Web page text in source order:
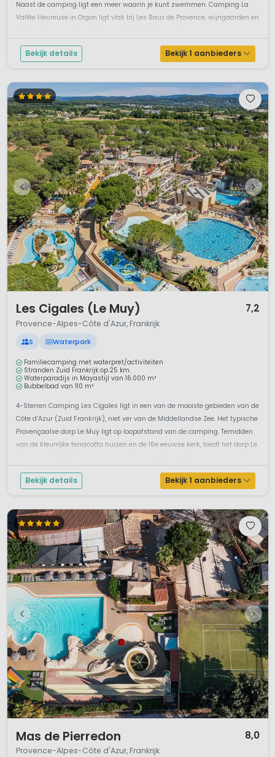
Naast de camping ligt een meer waarin je kunt zwemmen. Camping La
Vallée Heureuse in Orgon ligt vlak bij Les Baux de Provence, wijngaarden en
Bekijk details Bekijk 1 aanbieders
Les Cigales (Le Muy) 7,2
Provence-Alpes-Côte d'Azur, Frankrijk
S Waterpark
Familiecamping met waterpret/activiteiten
Stranden Zuid Frankrijk op 25 km.
Waterparadijs in Mayastijl van 16.000 m²
Bubbelbad van 110 m²
4-Sterren Camping Les Cigales ligt in een van de mooiste gebieden van de
Côte d’Azur (Zuid Frankrijk), niet ver van de Middellandse Zee. Het typische
Provençaalse dorp Le Muy ligt op loopafstand van de camping. Temidden
van de kleurrijke terracotta huizen en de 16e eeuwse kerk, biedt het dorp Le
Bekijk details Bekijk 1 aanbieders
Mas de Pierredon 8,0
Provence-Alpes-Côte d'Azur, Frankrijk